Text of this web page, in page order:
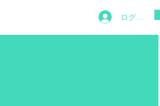
ログイン
Shared Gallery More